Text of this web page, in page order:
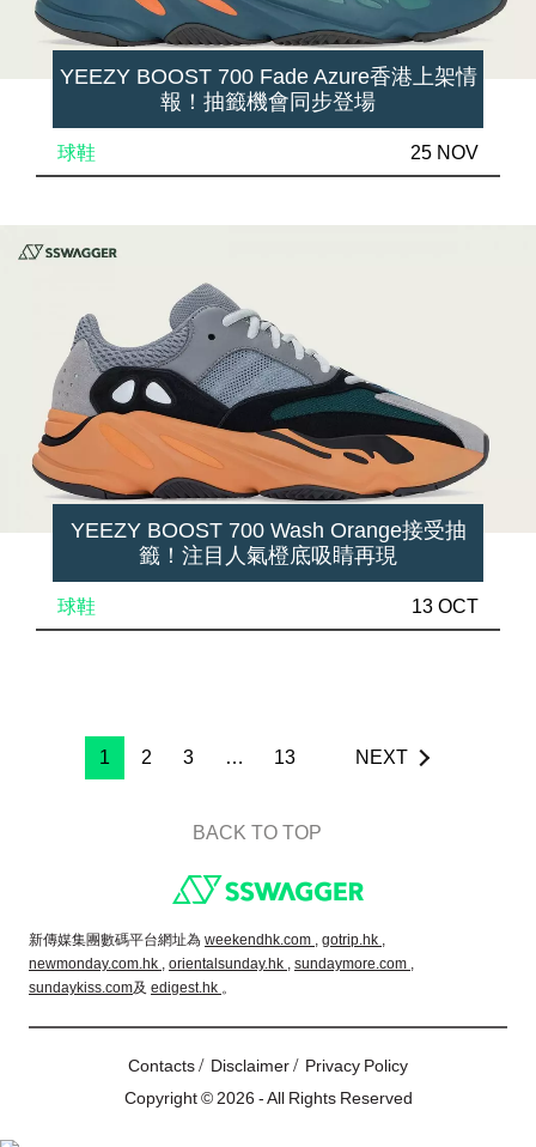
YEEZY BOOST 700 Fade Azure香港上架情
報！抽籤機會同步登場
球鞋 25 NOV
YEEZY BOOST 700 Wash Orange接受抽
籤！注目人氣橙底吸睛再現
球鞋 13 OCT
1 2 3 … 13 NEXT
BACK TO TOP
新傳媒集團數碼平台網址為 weekendhk.com , gotrip.hk ,
newmonday.com.hk , orientalsunday.hk , sundaymore.com ,
sundaykiss.com及 edigest.hk 。
Contacts/ Disclaimer/ Privacy Policy
Copyright © 2026 - All Rights Reserved